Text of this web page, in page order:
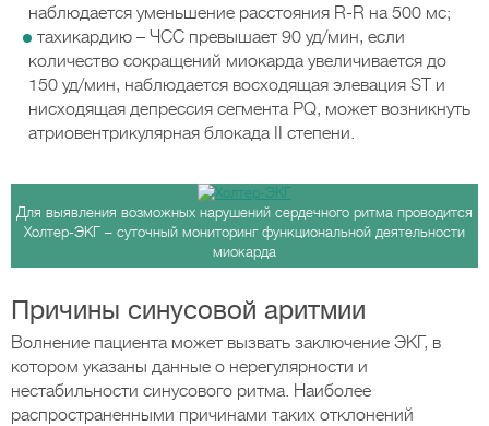
наблюдается уменьшение расстояния R-R на 500 мс;
тахикардию – ЧСС превышает 90 уд/мин, если
количество сокращений миокарда увеличивается до
150 уд/мин, наблюдается восходящая элевация ST и
нисходящая депрессия сегмента PQ, может возникнуть
атриовентрикулярная блокада II степени.
Для выявления возможных нарушений сердечного ритма проводится
Холтер-ЭКГ – суточный мониторинг функциональной деятельности
миокарда
Причины синусовой аритмии
Волнение пациента может вызвать заключение ЭКГ, в
котором указаны данные о нерегулярности и
нестабильности синусового ритма. Наиболее
распространенными причинами таких отклонений